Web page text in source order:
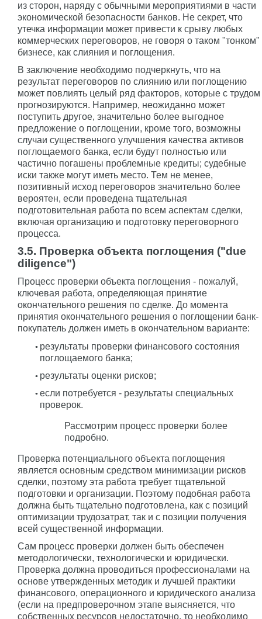
из сторон, наряду с обычными мероприятиями в части
экономической безопасности банков. Не секрет, что
утечка информации может привести к срыву любых
коммерческих переговоров, не говоря о таком "тонком"
бизнесе, как слияния и поглощения.
В заключение необходимо подчеркнуть, что на
результат переговоров по слиянию или поглощению
может повлиять целый ряд факторов, которые с трудом
прогнозируются. Например, неожиданно может
поступить другое, значительно более выгодное
предложение о поглощении, кроме того, возможны
случаи существенного улучшения качества активов
поглощаемого банка, если будут полностью или
частично погашены проблемные кредиты; судебные
иски также могут иметь место. Тем не менее,
позитивный исход переговоров значительно более
вероятен, если проведена тщательная
подготовительная работа по всем аспектам сделки,
включая организацию и подготовку переговорного
процесса.
3.5. Проверка объекта поглощения ("due
diligence")
Процесс проверки объекта поглощения - пожалуй,
ключевая работа, определяющая принятие
окончательного решения по сделке. До момента
принятия окончательного решения о поглощении банк-
покупатель должен иметь в окончательном варианте:
результаты проверки финансового состояния
поглощаемого банка;
результаты оценки рисков;
если потребуется - результаты специальных
проверок.
Рассмотрим процесс проверки более
подробно.
Проверка потенциального объекта поглощения
является основным средством минимизации рисков
сделки, поэтому эта работа требует тщательной
подготовки и организации. Поэтому подобная работа
должна быть тщательно подготовлена, как с позиций
оптимизации трудозатрат, так и с позиции получения
всей существенной информации.
Сам процесс проверки должен быть обеспечен
методологически, технологически и юридически.
Проверка должна проводиться профессионалами на
основе утвержденных методик и лучшей практики
финансового, операционного и юридического анализа
(если на предпроверочном этапе выясняется, что
собственных ресурсов недостаточно, то необходимо